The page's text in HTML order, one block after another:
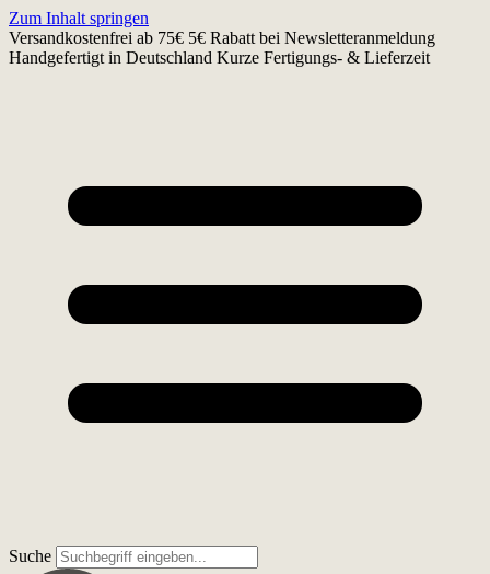
Zum Inhalt springen
Versandkostenfrei ab 75€ 5€ Rabatt bei Newsletteranmeldung
Handgefertigt in Deutschland Kurze Fertigungs- & Lieferzeit
Suche